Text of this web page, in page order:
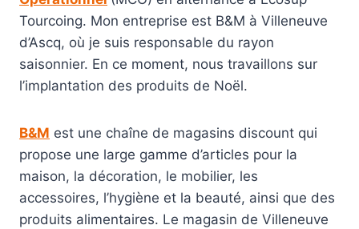
Tourcoing. Mon entreprise est B&M à Villeneuve
d’Ascq, où je suis responsable du rayon
saisonnier. En ce moment, nous travaillons sur
l’implantation des produits de Noël.
B&M est une chaîne de magasins discount qui
propose une large gamme d’articles pour la
maison, la décoration, le mobilier, les
accessoires, l’hygiène et la beauté, ainsi que des
produits alimentaires. Le magasin de Villeneuve